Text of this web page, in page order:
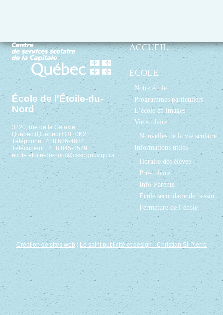
École de l'Étoile-du-
Nord
3220, rue de la Galaxie
Québec (Québec) G3E 0K2
Téléphone : 418 686-4684
Télécopieur : 418 845-8529
ecole.etoile-du-nord@cssc.gouv.qc.ca
ACCUEIL
ÉCOLE
Notre école
Programmes particuliers
L’école en images
Vie scolaire
Nouvelles de la vie scolaire
Informations utiles
Horaire des élèves
Préscolaire
Info-Parents
École secondaire de bassin
Fermeture de l’école
Création de sites web : Le saint publicité et design - Christian St-Pierre